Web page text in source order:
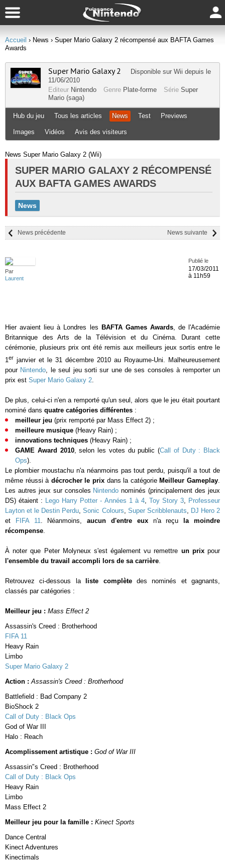
Accueil › News › Super Mario Galaxy 2 récompensé aux BAFTA Games
Awards
Super Mario Galaxy 2 Disponible sur Wii depuis le
11/06/2010
Editeur Nintendo Genre Plate-forme Série Super
Mario (saga)
Hub du jeu Tous les articles News Test Previews
Images Vidéos Avis des visiteurs
News Super Mario Galaxy 2 (Wii)
SUPER MARIO GALAXY 2 RÉCOMPENSÉ
AUX BAFTA GAMES AWARDS
News
News suivante
News précédente
Par
Laurent
Publié le
17/03/2011
à 11h59
Hier avaient lieu à Londres les BAFTA Games Awards, de l'Académie
Britannique des Arts de la Télévision et du Cinéma. Durant cette
cérémonie, plusieurs prix ont été remis aux meilleurs jeux sortis entre le
1er janvier et le 31 décembre 2010 au Royaume-Uni. Malheureusement
pour Nintendo, le seul jeu sorti sur une de ses consoles à remporter un
prix est Super Mario Galaxy 2.
De plus, celui-ci n'en a remporté qu'un seul, alors que le jeu était pourtant
nominé dans quatre catégories différentes :
meilleur jeu (prix remporté par Mass Effect 2) ;
meilleure musique (Heavy Rain) ;
innovations techniques (Heavy Rain) ;
GAME Award 2010, selon les votes du public (Call of Duty : Black
Ops).
Le plombier moustachu n'a néanmoins pas tout perdu, puisqu'il a tout de
même réussi à décrocher le prix dans la catégorie Meilleur Gameplay.
Les autres jeux sur consoles Nintendo nominés (principalement des jeux
DS) étaient : Lego Harry Potter - Années 1 à 4, Toy Story 3, Professeur
Layton et le Destin Perdu,Sonic Colours, Super Scribblenauts, DJ Hero 2
et
FIFA 11. Néanmoins,aucun d'entre euxn'a reçu
la moindre
récompense.
À noter que Peter Molyneux s'est également vu remettre un prixpour
l'ensemble du travail accompli lors de sa carrière.
Retrouvez ci-dessous la liste complètedes nominés et gagnants,
classés par catégories :
Meilleur jeu : Mass Effect 2
Assassin's Creed : Brotherhood
FIFA 11
Heavy Rain
Limbo
Super Mario Galaxy 2
Action :Assassin's Creed : Brotherhood
Battlefield : Bad Company 2
BioShock 2
Call of Duty : Black Ops
God of War III
Halo : Reach
Acomplissement artistique : God of War III
Assassin'’s Creed : Brotherhood
Call of Duty : Black Ops
Heavy Rain
Limbo
Mass Effect 2
Meilleur jeu pour la famille : Kinect Sports
Dance Central
Kinect Adventures
Kinectimals